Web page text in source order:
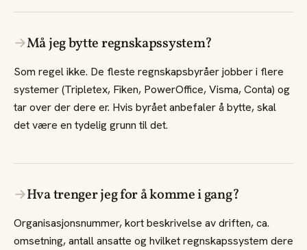
→Må jeg bytte regnskapssystem?
Som regel ikke. De fleste regnskapsbyråer jobber i flere
systemer (Tripletex, Fiken, PowerOffice, Visma, Conta) og
tar over der dere er. Hvis byrået anbefaler å bytte, skal
det være en tydelig grunn til det.
→Hva trenger jeg for å komme i gang?
Organisasjonsnummer, kort beskrivelse av driften, ca.
omsetning, antall ansatte og hvilket regnskapssystem dere